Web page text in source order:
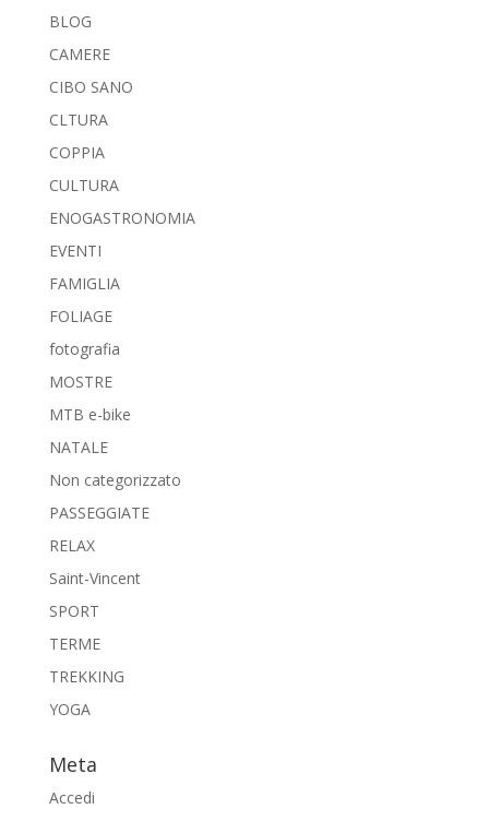
BLOG
CAMERE
CIBO SANO
CLTURA
COPPIA
CULTURA
ENOGASTRONOMIA
EVENTI
FAMIGLIA
FOLIAGE
fotografia
MOSTRE
MTB e-bike
NATALE
Non categorizzato
PASSEGGIATE
RELAX
Saint-Vincent
SPORT
TERME
TREKKING
YOGA
Meta
Accedi